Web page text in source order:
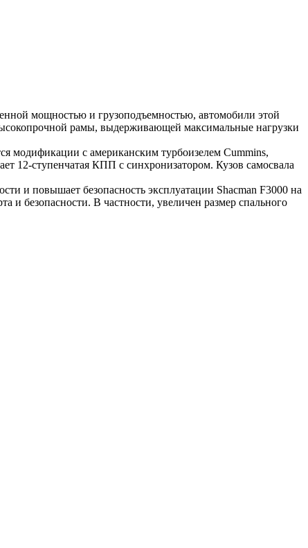
мощностью и грузоподъемностью, автомобили этой
рамы, выдерживающей максимальные нагрузки
модификации с американским турбоизелем Cummins,
12-ступенчатая КПП с синхронизатором. Кузов самосвала
и повышает безопасность эксплуатации Shacman F3000 на
и безопасности. В частности, увеличен размер спального